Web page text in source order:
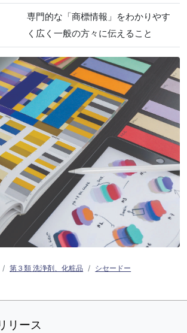
専門的な「商標情報」をわかりやす
く広く一般の方々に伝えること
第３類 洗浄剤、化粧品
シセードー
リース